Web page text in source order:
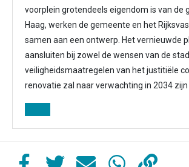
voorplein grotendeels eigendom is van de
Haag, werken de gemeente en het
samen aan een ontwerp. Het vernieuwde
aansluiten bij zowel de wensen van de
veiligheidsmaatregelen van het justitiële
renovatie zal naar verwachting in 2034 zijn